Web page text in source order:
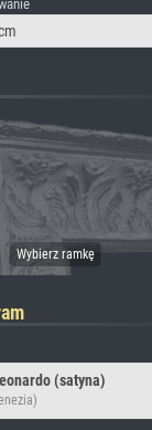
(satyna)